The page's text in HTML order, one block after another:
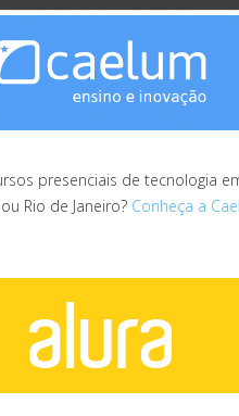
presenciais de tecnologia
Rio de Janeiro? Conheça a